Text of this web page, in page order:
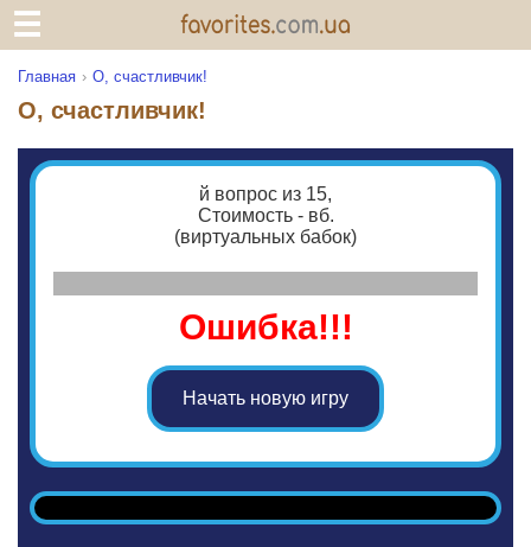
Главная О, счастливчик!
О, счастливчик!
й вопрос из 15,
Стоимость - вб.
(виртуальных бабок)
Ошибка!!!
Начать новую игру